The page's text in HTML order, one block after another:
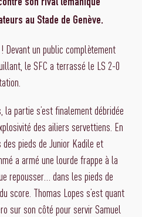
son rival lémanique
au Stade de Genève.
Devant un public complètement
le SFC a terrassé le LS 2-0
partie s’est finalement débridée
des ailiers servettiens. En
pieds de Junior Kadile et
a armé une lourde frappe à la
repousser… dans les pieds de
score. Thomas Lopes s’est quant
sur son côté pour servir Samuel